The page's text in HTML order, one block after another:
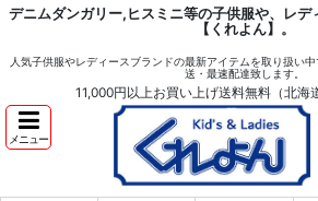
デニムダンガリー,ヒスミニ等の子供服や、レデ
【くれよん】。
人気子供服やレディースブランドの最新アイテムを取り扱い
送・最速配達致します。
11,000円以上お買い上げ送料無料（北海
メニュー